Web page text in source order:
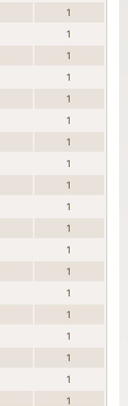
1
1
1
1
1
1
1
1
1
1
1
1
1
1
1
1
1
1
1